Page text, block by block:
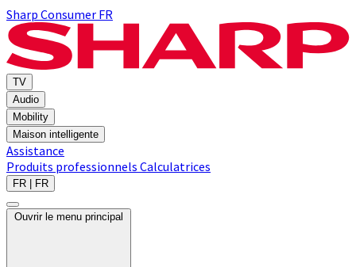
Sharp Consumer FR
TV
Audio
Mobility
Maison intelligente
Assistance
Produits professionnels Calculatrices
FR | FR
Ouvrir le menu principal